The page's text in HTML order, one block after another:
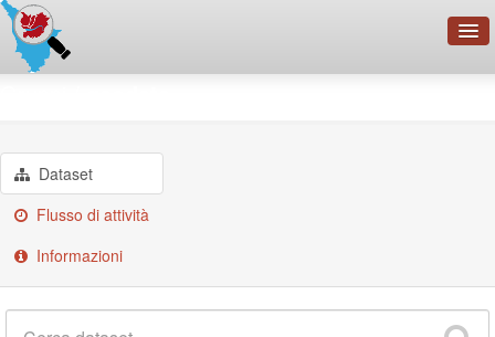
Dataset
Flusso di attività
Informazioni